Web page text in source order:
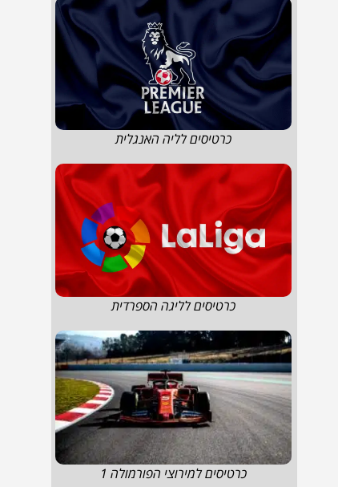
כרטיסים לליה האנגלית
כרטיסים לליגה הספרדית
כרטיסים למירוצי הפורמולה 1